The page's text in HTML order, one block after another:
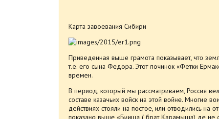
Карта завоевания Сибири
Приведенная выше грамота показывает, что
т.е. его сына Федора. Этот починок «Фетки
времен.
В период, который мы рассматриваем, Россия
составе казачьих войск на этой войне. Многие
действиях стояли на постое, или отводились
показано выше «Бииша ( брат Карамыша) де не